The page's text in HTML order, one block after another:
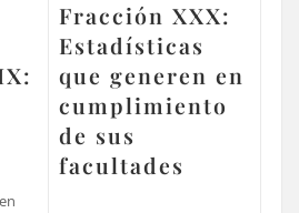
Fracción XXX:
Estadísticas
que generen en
cumplimiento
de sus
facultades